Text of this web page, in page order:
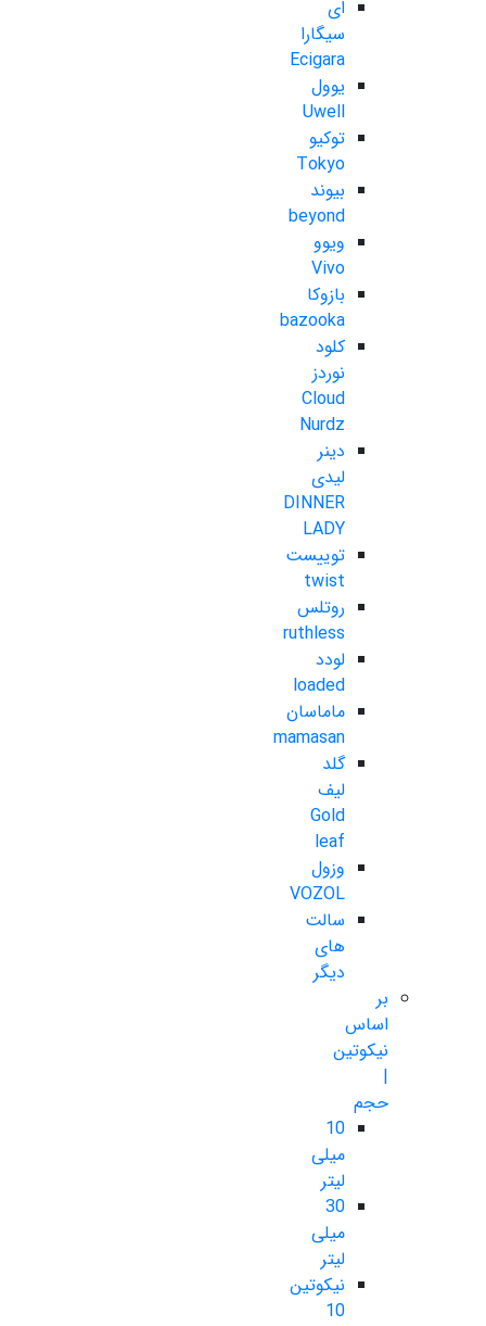
ای
سیگارا
Ecigara
یوول
Uwell
توکیو
Tokyo
بیوند
beyond
ویوو
Vivo
بازوکا
bazooka
کلود
نوردز
Cloud
Nurdz
دینر
لیدی
DINNER
LADY
توییست
twist
روتلس
ruthless
لودد
loaded
ماماسان
mamasan
گلد
لیف
Gold
leaf
وزول
VOZOL
سالت
های
دیگر
بر
اساس
نیکوتین
|
حجم
10
میلی
لیتر
30
میلی
لیتر
نیکوتین
10